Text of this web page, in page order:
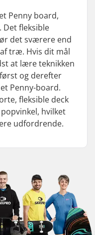
Penny board,
fleksible
det sværere end
træ. Hvis dit mål
at lære teknikken
og derefter
Penny-board.
fleksible deck
hvilket
udfordrende.